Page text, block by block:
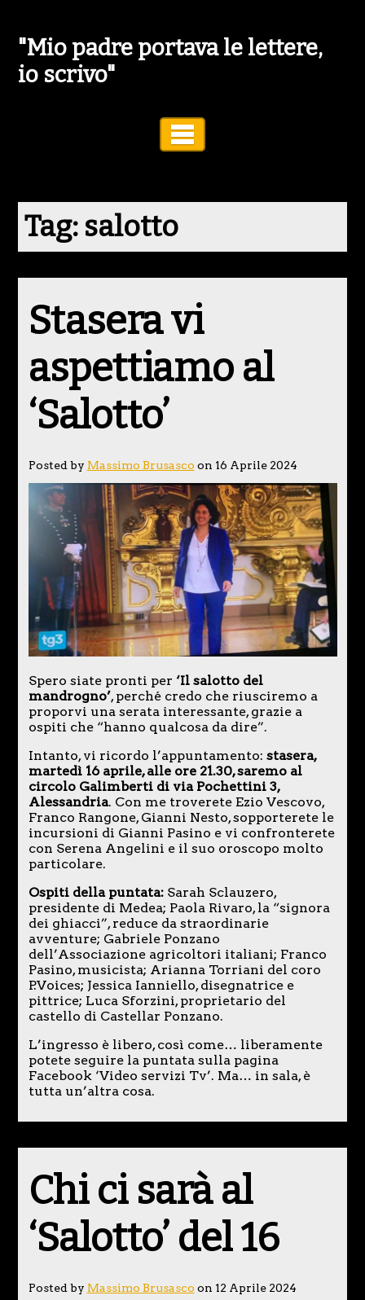
"Mio padre portava le lettere,
io scrivo"
Tag: salotto
Stasera vi
aspettiamo al
‘Salotto’
Posted by Massimo Brusasco on 16 Aprile 2024
Spero siate pronti per ‘Il salotto del
mandrogno’, perché credo che riusciremo a
proporvi una serata interessante, grazie a
ospiti che “hanno qualcosa da dire”.
Intanto, vi ricordo l’appuntamento: stasera,
martedì 16 aprile, alle ore 21.30, saremo al
circolo Galimberti di via Pochettini 3,
Alessandria. Con me troverete Ezio Vescovo,
Franco Rangone, Gianni Nesto, sopporterete le
incursioni di Gianni Pasino e vi confronterete
con Serena Angelini e il suo oroscopo molto
particolare.
Ospiti della puntata:Sarah Sclauzero,
presidente di Medea; Paola Rivaro, la “signora
dei ghiacci”, reduce da straordinarie
avventure; Gabriele Ponzano
dell’Associazione agricoltori italiani; Franco
Pasino, musicista; Arianna Torriani del coro
P.Voices; Jessica Ianniello, disegnatrice e
pittrice; Luca Sforzini, proprietario del
castello di Castellar Ponzano.
L’ingresso è libero, così come… liberamente
potete seguire la puntata sulla pagina
Facebook ‘Video servizi Tv’. Ma… in sala, è
tutta un’altra cosa.
Chi ci sarà al
‘Salotto’ del 16
Posted by Massimo Brusasco on 12 Aprile 2024